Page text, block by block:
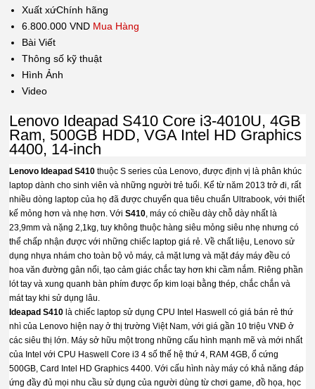
Xuất xứChính hãng
6.800.000 VND Mua Hàng
Bài Viết
Thông số kỹ thuật
Hình Ảnh
Video
Lenovo Ideapad S410 Core i3-4010U, 4GB
Ram, 500GB HDD, VGA Intel HD Graphics
4400, 14-inch
Lenovo Ideapad S410 thuộc S series của Lenovo, được định vị là phân khúc
laptop dành cho sinh viên và những người trẻ tuổi. Kể từ năm 2013 trở đi, rất
nhiều dòng laptop của họ đã được chuyển qua tiêu chuẩn Ultrabook, với thiết
kế mỏng hơn và nhẹ hơn. VớiS410, máy có chiều dày chỗ dày nhất là
23,9mm và nặng 2,1kg, tuy không thuộc hàng siêu mỏng siêu nhẹ nhưng có
thể chấp nhận được với những chiếc laptop giá rẻ. Về chất liệu, Lenovo sử
dụng nhựa nhám cho toàn bộ vỏ máy, cả mặt lưng và mặt đáy máy đều có
hoa văn đường gân nổi, tạo cảm giác chắc tay hơn khi cầm nắm. Riêng phần
lót tay và xung quanh bàn phím được ốp kim loại bằng thép, chắc chắn và
mát tay khi sử dụng lâu.
Ideapad S410 là chiếc laptop sử dụng CPU Intel Haswell
có giá bán rẻ thứ
nhì của Lenovo hiện nay ở thị trường Việt Nam, với giá gần 10 triệu VNĐ ở
các siêu thị lớn. Máy sở hữu một trong những cấu hình mạnh mẽ và mới nhất
của Intel với CPU Haswell Core i3 4 số thế hệ thứ 4, RAM 4GB, ổ cứng
500GB, Card Intel HD Graphics 4400. Với cấu hình này máy có khả năng đáp
ứng đầy đủ mọi nhu cầu sử dụng của người dùng từ chơi game, đồ họa, học